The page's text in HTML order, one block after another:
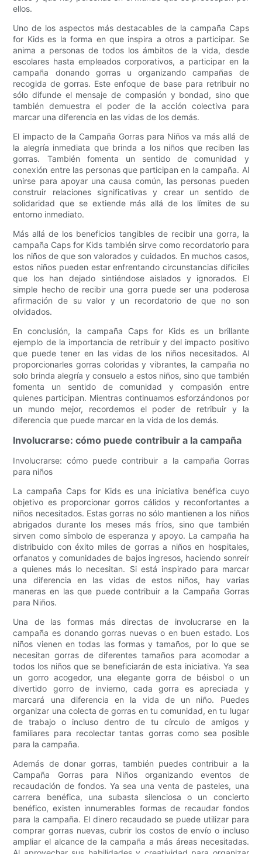
ellos.
Uno de los aspectos más destacables de la campaña Caps
for Kids es la forma en que inspira a otros a participar. Se
anima a personas de todos los ámbitos de la vida, desde
escolares hasta empleados corporativos, a participar en la
campaña donando gorras u organizando campañas de
recogida de gorras. Este enfoque de base para retribuir no
sólo difunde el mensaje de compasión y bondad, sino que
también demuestra el poder de la acción colectiva para
marcar una diferencia en las vidas de los demás.
El impacto de la Campaña Gorras para Niños va más allá de
la alegría inmediata que brinda a los niños que reciben las
gorras. También fomenta un sentido de comunidad y
conexión entre las personas que participan en la campaña. Al
unirse para apoyar una causa común, las personas pueden
construir relaciones significativas y crear un sentido de
solidaridad que se extiende más allá de los límites de su
entorno inmediato.
Más allá de los beneficios tangibles de recibir una gorra, la
campaña Caps for Kids también sirve como recordatorio para
los niños de que son valorados y cuidados. En muchos casos,
estos niños pueden estar enfrentando circunstancias difíciles
que los han dejado sintiéndose aislados y ignorados. El
simple hecho de recibir una gorra puede ser una poderosa
afirmación de su valor y un recordatorio de que no son
olvidados.
En conclusión, la campaña Caps for Kids es un brillante
ejemplo de la importancia de retribuir y del impacto positivo
que puede tener en las vidas de los niños necesitados. Al
proporcionarles gorras coloridas y vibrantes, la campaña no
solo brinda alegría y consuelo a estos niños, sino que también
fomenta un sentido de comunidad y compasión entre
quienes participan. Mientras continuamos esforzándonos por
un mundo mejor, recordemos el poder de retribuir y la
diferencia que puede marcar en la vida de los demás.
Involucrarse: cómo puede contribuir a la campaña
Involucrarse: cómo puede contribuir a la campaña Gorras
para niños
La campaña Caps for Kids es una iniciativa benéfica cuyo
objetivo es proporcionar gorros cálidos y reconfortantes a
niños necesitados. Estas gorras no sólo mantienen a los niños
abrigados durante los meses más fríos, sino que también
sirven como símbolo de esperanza y apoyo. La campaña ha
distribuido con éxito miles de gorras a niños en hospitales,
orfanatos y comunidades de bajos ingresos, haciendo sonreír
a quienes más lo necesitan. Si está inspirado para marcar
una diferencia en las vidas de estos niños, hay varias
maneras en las que puede contribuir a la Campaña Gorras
para Niños.
Una de las formas más directas de involucrarse en la
campaña es donando gorras nuevas o en buen estado. Los
niños vienen en todas las formas y tamaños, por lo que se
necesitan gorras de diferentes tamaños para acomodar a
todos los niños que se beneficiarán de esta iniciativa. Ya sea
un gorro acogedor, una elegante gorra de béisbol o un
divertido gorro de invierno, cada gorra es apreciada y
marcará una diferencia en la vida de un niño. Puedes
organizar una colecta de gorras en tu comunidad, en tu lugar
de trabajo o incluso dentro de tu círculo de amigos y
familiares para recolectar tantas gorras como sea posible
para la campaña.
Además de donar gorras, también puedes contribuir a la
Campaña Gorras para Niños organizando eventos de
recaudación de fondos. Ya sea una venta de pasteles, una
carrera benéfica, una subasta silenciosa o un concierto
benéfico, existen innumerables formas de recaudar fondos
para la campaña. El dinero recaudado se puede utilizar para
comprar gorras nuevas, cubrir los costos de envío o incluso
ampliar el alcance de la campaña a más áreas necesitadas.